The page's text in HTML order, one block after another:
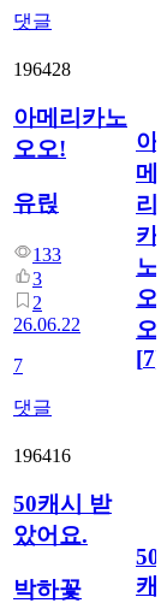
댓글
196428
아메리카노
오오!
유릱
133
3
2
26.06.22
7
댓글
아
메
리
카
노
오
오!
[7]
196416
50캐시 받
았어요.
박하꽃
50
캐